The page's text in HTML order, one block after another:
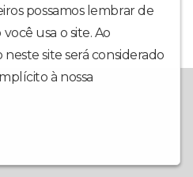
possamos lembrar de
usa o site. Ao
site será considerado
à nossa